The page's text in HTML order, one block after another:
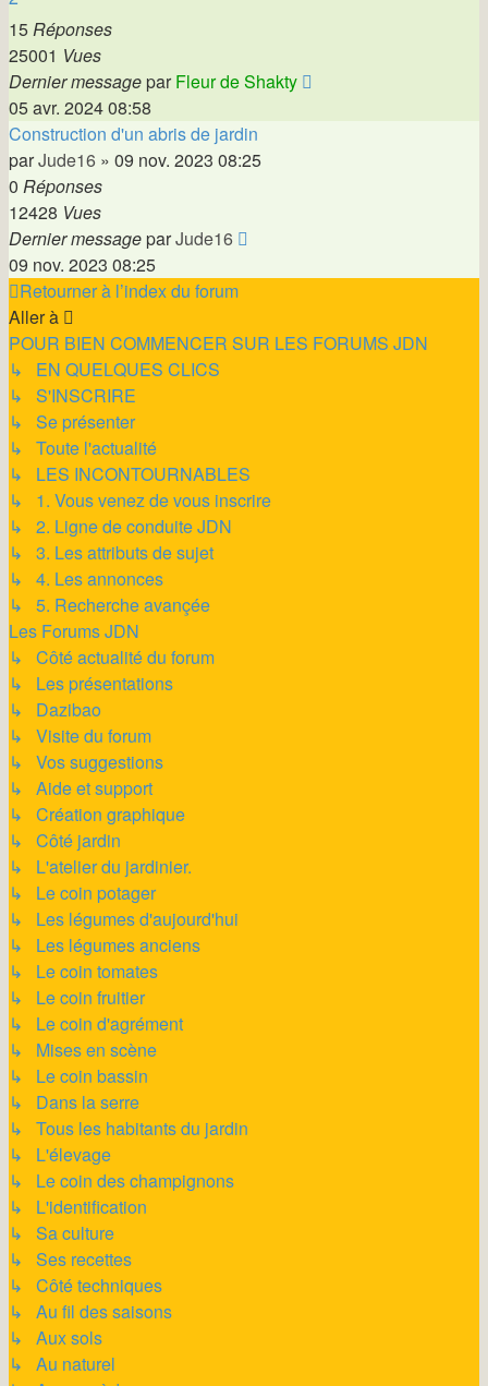
15Réponses
25001 Vues
Dernier messageparFleur de Shakty
05 avr. 2024 08:58
Construction d'un abris de jardin
parJude16 » 09 nov. 2023 08:25
0 Réponses
12428 Vues
Dernier messageparJude16
09 nov. 2023 08:25
Retourner à l’index du forum
Aller à
POUR BIEN COMMENCER SUR LES FORUMS JDN
↳ EN QUELQUES CLICS
↳ S'INSCRIRE
↳ Se présenter
↳ Toute l'actualité
↳ LES INCONTOURNABLES
↳ 1. Vous venez de vous inscrire
↳ 2. Ligne de conduite JDN
↳ 3. Les attributs de sujet
↳ 4. Les annonces
↳ 5. Recherche avançée
Les Forums JDN
↳ Côté actualité du forum
↳ Les présentations
↳ Dazibao
↳ Visite du forum
↳ Vos suggestions
↳ Aide et support
↳ Création graphique
↳ Côté jardin
↳ L'atelier du jardinier.
↳ Le coin potager
↳ Les légumes d'aujourd'hui
↳ Les légumes anciens
↳ Le coin tomates
↳ Le coin fruitier
↳ Le coin d'agrément
↳ Mises en scène
↳ Le coin bassin
↳ Dans la serre
↳ Tous les habitants du jardin
↳ L'élevage
↳ Le coin des champignons
↳ L'identification
↳ Sa culture
↳ Ses recettes
↳ Côté techniques
↳ Au fil des saisons
↳ Aux sols
↳ Au naturel